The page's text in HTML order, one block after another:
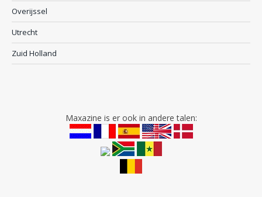
Overijssel
Utrecht
Zuid Holland
Maxazine is er ook in andere talen: